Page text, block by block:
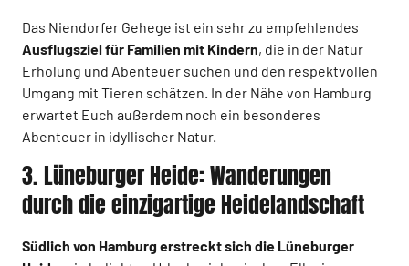
Das Niendorfer Gehege ist ein sehr zu empfehlendes
Ausflugsziel für Familien mit Kindern, die in der Natur
Erholung und Abenteuer suchen und den respektvollen
Umgang mit Tieren schätzen. In der Nähe von Hamburg
erwartet Euch außerdem noch ein besonderes
Abenteuer in idyllischer Natur.
3. Lüneburger Heide: Wanderungen
durch die einzigartige Heidelandschaft
Südlich von Hamburg erstreckt sich die Lüneburger